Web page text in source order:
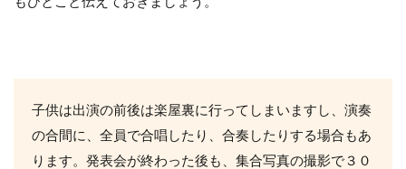
子供は出演の前後は楽屋裏に行ってしまいますし、演奏
の合間に、全員で合唱したり、合奏したりする場合もあ
ります。発表会が終わった後も、集合写真の撮影で３０